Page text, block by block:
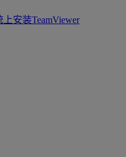
安装TeamViewer